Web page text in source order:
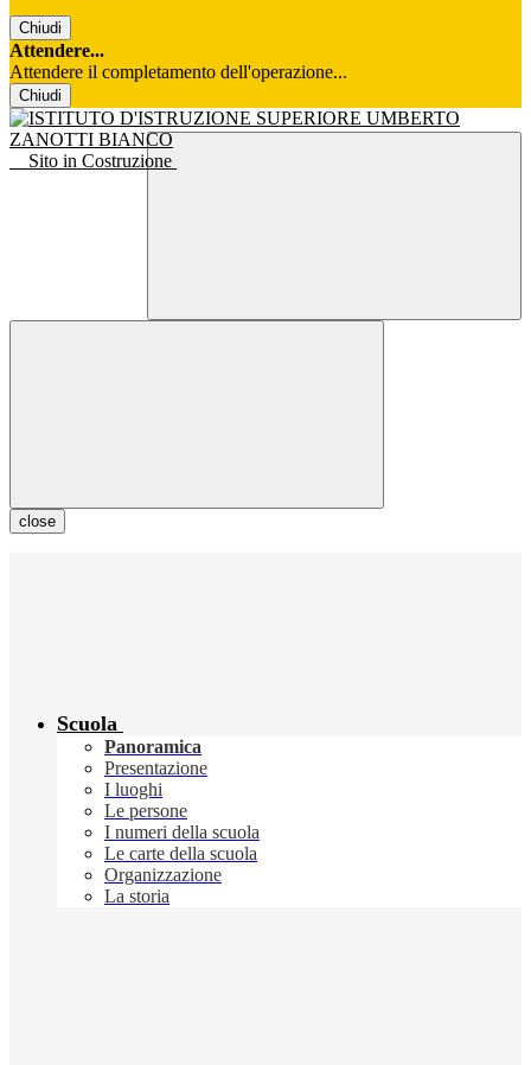
Chiudi
Attendere...
Attendere il completamento dell'operazione...
Chiudi
Sito in Costruzione
close
Scuola
Panoramica
Presentazione
I luoghi
Le persone
I numeri della scuola
Le carte della scuola
Organizzazione
La storia